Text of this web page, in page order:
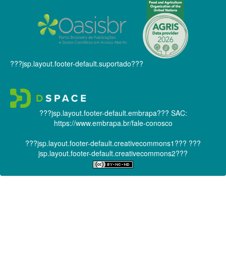
???jsp.layout.footer-default.suportado???
???jsp.layout.footer-default.embrapa??? SAC:
https://www.embrapa.br/fale-conosco
???jsp.layout.footer-default.creativecommons1??? ???
jsp.layout.footer-default.creativecommons2???